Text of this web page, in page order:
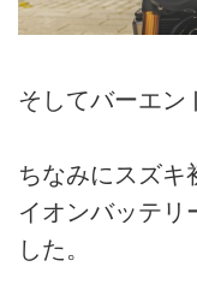
そしてバーエン
ちなみにスズキ
イオンバッテリ
した。